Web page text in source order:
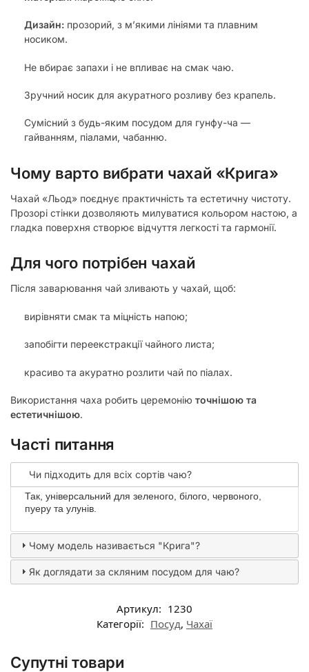
Дизайн: прозорий, з м’якими лініями та плавним
носиком.
Не вбирає запахи і не впливає на смак чаю.
Зручний носик для акуратного розливу без крапель.
Сумісний з будь-яким посудом для гунфу-ча —
гайванням, піалами, чабанню.
Чому варто вибрати чахай «Крига»
Чахай «Льод» поєднує практичність та естетичну чистоту.
Прозорі стінки дозволяють милуватися кольором настою, а
гладка поверхня створює відчуття легкості та гармонії.
Для чого потрібен чахай
Після заварювання чай зливають у чахай, щоб:
вирівняти смак та міцність напою;
запобігти переекстракції чайного листа;
красиво та акуратно розлити чай по піалах.
Використання чаха робить церемонію точнішою та
естетичнішою.
Часті питання
Чи підходить для всіх сортів чаю?
Так, універсальний для зеленого, білого, червоного,
пуеру та улунів.
Чому модель називається "Крига"?
Як доглядати за скляним посудом для чаю?
Артикул: 1230
Категорії: Посуд, Чахаї
Супутні товари